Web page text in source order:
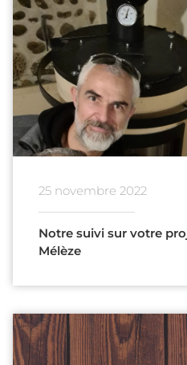
25 novembre 2022
Notre suivi sur votre
Mélèze